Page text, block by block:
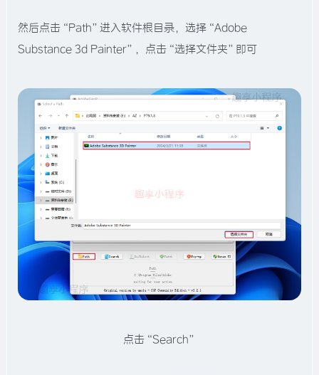
然后点击“Path”进入软件根目录，选择“Adobe
Substance 3d Painter”，点击“选择文件夹”即可
点击“Search”